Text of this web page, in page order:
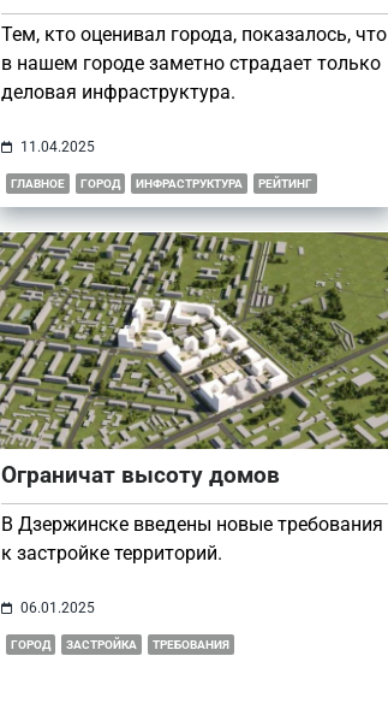
Тем, кто оценивал города, показалось, что
в нашем городе заметно страдает только
деловая инфраструктура.
11.04.2025
ГЛАВНОЕ ГОРОД ИНФРАСТРУКТУРА РЕЙТИНГ
Ограничат высоту домов
В Дзержинске введены новые требования
к застройке территорий.
06.01.2025
ГОРОД ЗАСТРОЙКА ТРЕБОВАНИЯ